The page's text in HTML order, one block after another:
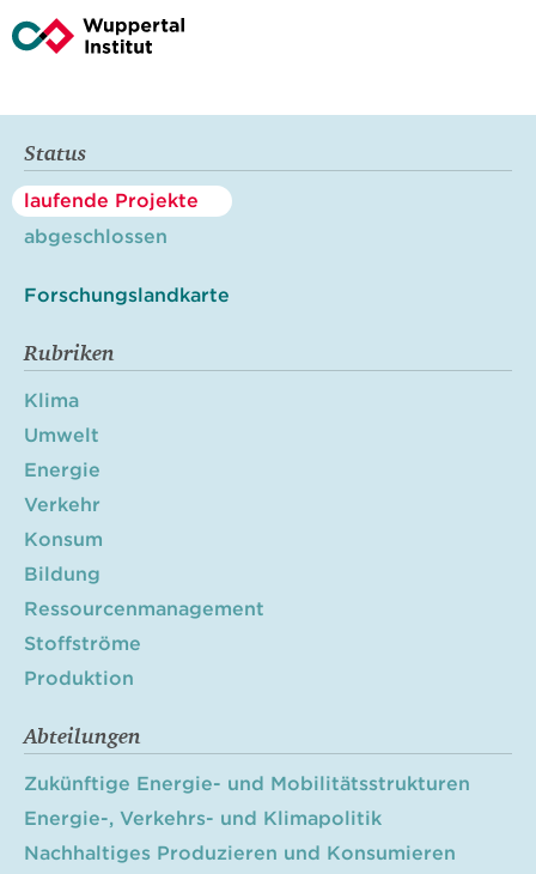
Status
laufende Projekte
abgeschlossen
Forschungslandkarte
Rubriken
Klima
Umwelt
Energie
Verkehr
Konsum
Bildung
Ressourcenmanagement
Stoffströme
Produktion
Abteilungen
Zukünftige Energie- und Mobilitätsstrukturen
Energie-, Verkehrs- und Klimapolitik
Nachhaltiges Produzieren und Konsumieren